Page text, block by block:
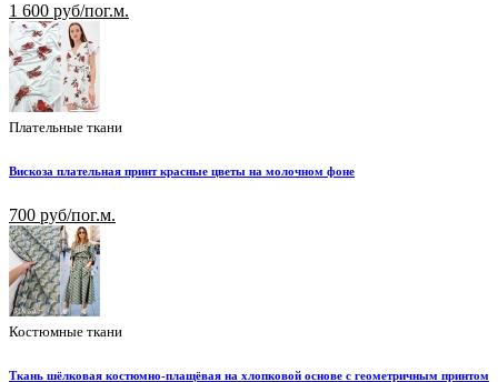
1 600 руб/пог.м.
Плательные ткани
Вискоза плательная принт красные цветы на молочном фоне
700 руб/пог.м.
Костюмные ткани
Ткань шёлковая костюмно-плащёвая на хлопковой основе с геометричным принтом